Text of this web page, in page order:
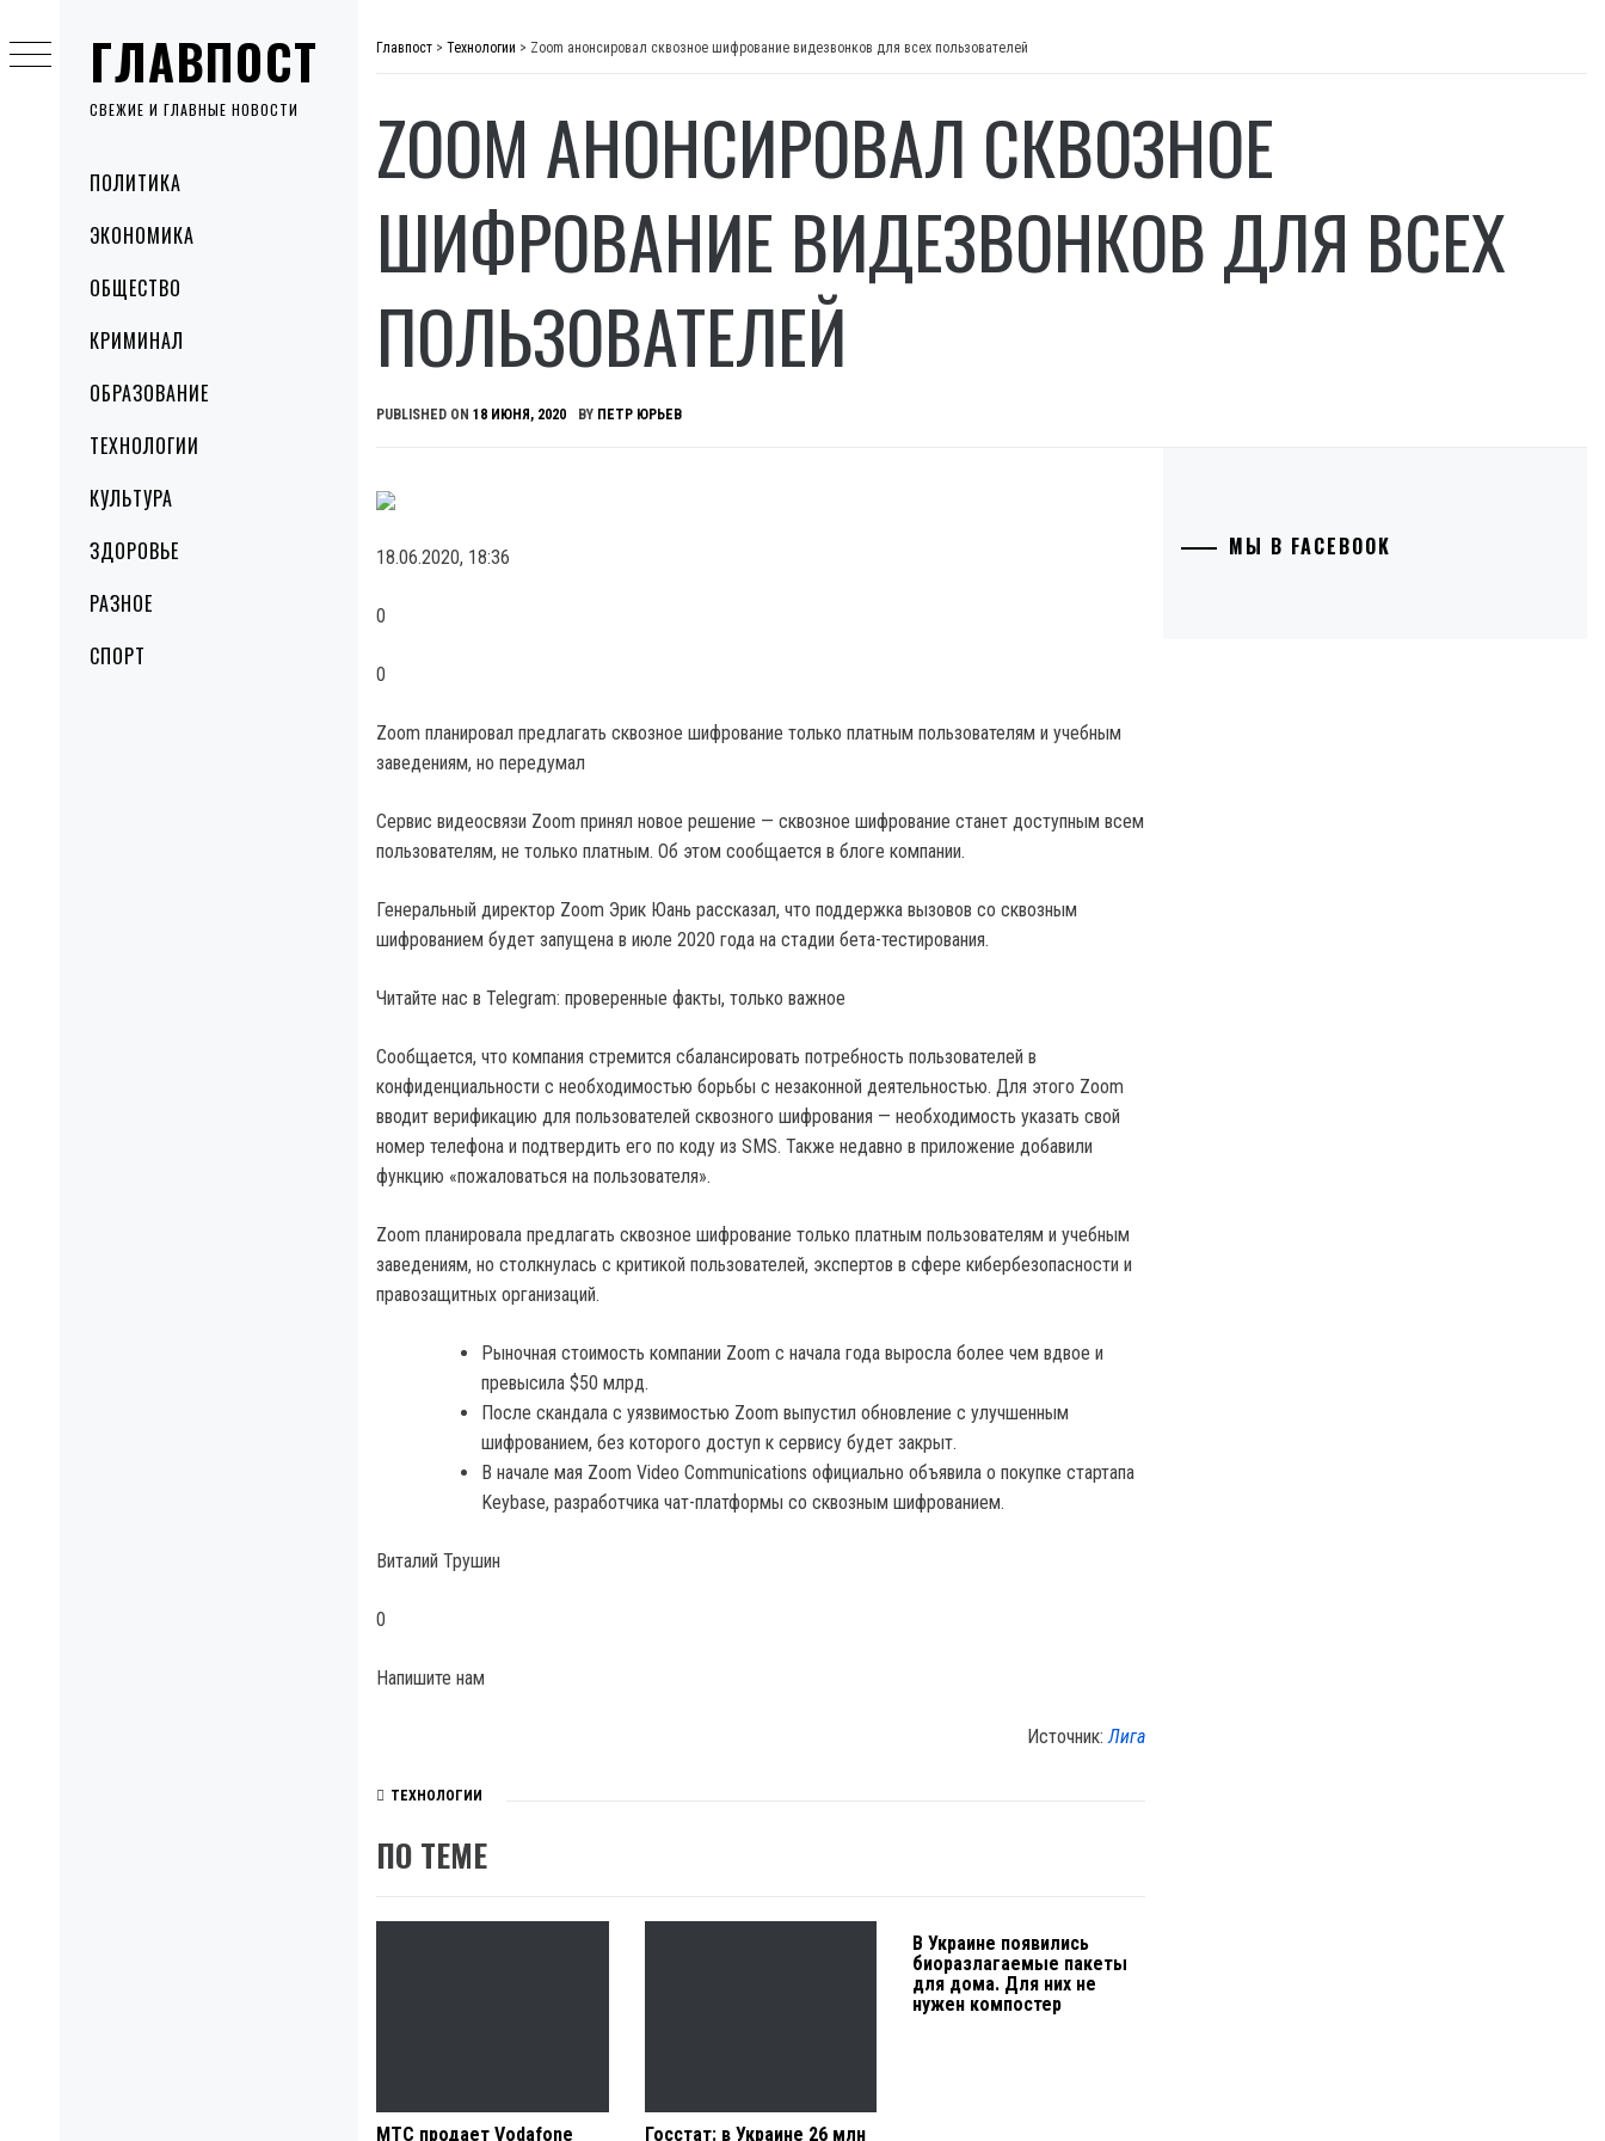
ГЛАВПОСТ
СВЕЖИЕ И ГЛАВНЫЕ НОВОСТИ
MenuПОЛИТИКА
ЭКОНОМИКА
ОБЩЕСТВО
КРИМИНАЛ
ОБРАЗОВАНИЕ
ТЕХНОЛОГИИ
КУЛЬТУРА
ЗДОРОВЬЕ
РАЗНОЕ
СПОРТ
to
content
Главпост > Технологии > Zoom анонсировал сквозное шифрование видезвонков для всех пользователей
ZOOM АНОНСИРОВАЛ СКВОЗНОЕ
ШИФРОВАНИЕ ВИДЕЗВОНКОВ ДЛЯ ВСЕХ
ПОЛЬЗОВАТЕЛЕЙ
PUBLISHED ON 18 ИЮНЯ, 2020 BY ПЕТР ЮРЬЕВ
18.06.2020, 18:36
0
0
Zoom планировал предлагать сквозное шифрование только платным пользователям и учебным
заведениям, но передумал
Сервис видеосвязи Zoom принял новое решение — сквозное шифрование станет доступным всем
пользователям, не только платным. Об этом сообщается в блоге компании.
Генеральный директор Zoom Эрик Юань рассказал, что поддержка вызовов со сквозным
шифрованием будет запущена в июле 2020 года на стадии бета-тестирования.
Читайте нас в Telegram: проверенные факты, только важное
Сообщается, что компания стремится сбалансировать потребность пользователей в
конфиденциальности с необходимостью борьбы с незаконной деятельностью. Для этого Zoom
вводит верификацию для пользователей сквозного шифрования — необходимость указать свой
номер телефона и подтвердить его по коду из SMS. Также недавно в приложение добавили
функцию «пожаловаться на пользователя».
Zoom планировала предлагать сквозное шифрование только платным пользователям и учебным
заведениям, но столкнулась с критикой пользователей, экспертов в сфере кибербезопасности и
правозащитных организаций.
Рыночная стоимость компании Zoom с начала года выросла более чем вдвое и
превысила $50 млрд.
После скандала с уязвимостью Zoom выпустил обновление с улучшенным
шифрованием, без которого доступ к сервису будет закрыт.
В начале мая Zoom Video Communications официально объявила о покупке стартапа
Keybase, разработчика чат-платформы со сквозным шифрованием.
Виталий Трушин
0
Напишите нам
Источник:Лига
ТЕХНОЛОГИИ
ПО ТЕМЕ
МТС продает Vodafone
Госстат: в Украине 26 млн
В Украине появились
биоразлагаемые пакеты
для дома. Для них не
нужен компостер
МЫ В FACEBOOK